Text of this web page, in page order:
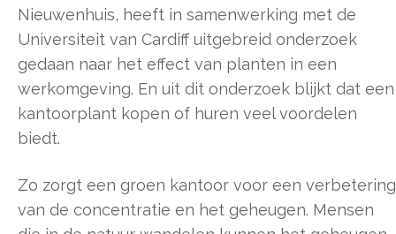
Nieuwenhuis, heeft in samenwerking met de
Universiteit van Cardiff uitgebreid onderzoek
gedaan naar het effect van planten in een
werkomgeving. En uit dit onderzoek blijkt dat een
kantoorplant kopen of huren veel voordelen
biedt.
Zo zorgt een groen kantoor voor een verbetering
van de concentratie en het geheugen. Mensen